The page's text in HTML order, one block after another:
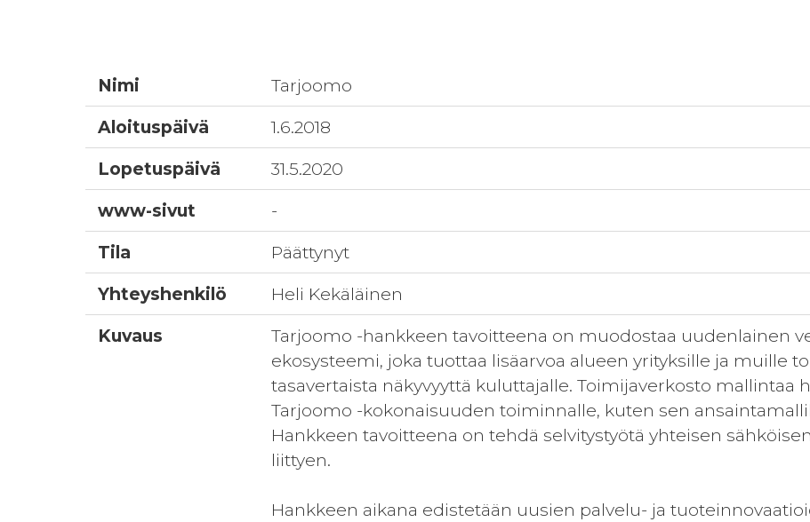
Nimi
Tarjoomo
Aloituspäivä
1.6.2018
Lopetuspäivä
31.5.2020
www-sivut
-
Tila
Päättynyt
Yhteyshenkilö
Heli Kekäläinen
Kuvaus
Tarjoomo -hankkeen tavoitteena on muodostaa uudenlainen
ekosysteemi, joka tuottaa lisäarvoa alueen yrityksille ja muille
tasavertaista näkyvyyttä kuluttajalle. Toimijaverkosto mallintaa
Tarjoomo -kokonaisuuden toiminnalle, kuten sen
Hankkeen tavoitteena on tehdä selvitystyötä yhteisen
liittyen.
Hankkeen aikana edistetään uusien palvelu- ja